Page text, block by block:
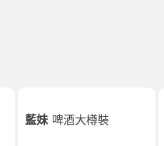
藍妹 啤酒大樽裝